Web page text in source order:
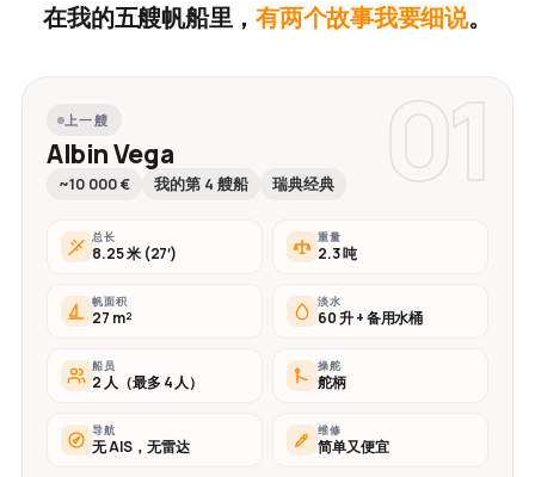
在我的五艘帆船里，有两个故事我要细说。
01
上一艘
Albin Vega
~10 000 € 我的第 4 艘船 瑞典经典
总长
8.25 米 (27′)
重量
2.3 吨
帆面积
27 m²
淡水
60 升 + 备用水桶
船员
2 人（最多 4 人）
操舵
舵柄
导航
无 AIS，无雷达
维修
简单又便宜